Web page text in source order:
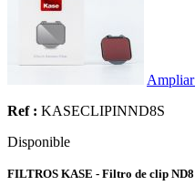
Ref : KASECLIPINND8S
Disponible
FILTROS KASE - Filtro de clip